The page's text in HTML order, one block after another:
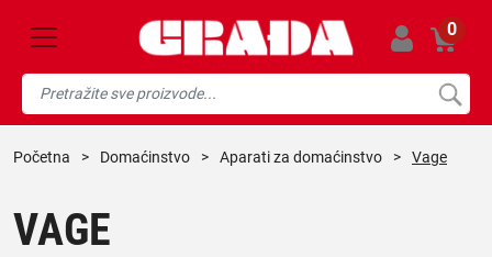
0
početna > domaćinstvo > aparati za domaćinstvo > Vage
VAGE